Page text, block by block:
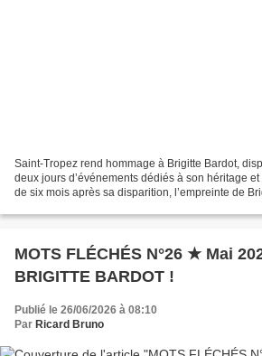
Saint-Tropez rend hommage à Brigitte Bardot,
deux jours d’événements dédiés à son héritage
de six mois après sa disparition, l’empreinte de
MOTS FLÉCHÉS N°26 ★ Mai
BRIGITTE BARDOT !
Publié le 26/06/2026 à 08:10
Par Ricard Bruno